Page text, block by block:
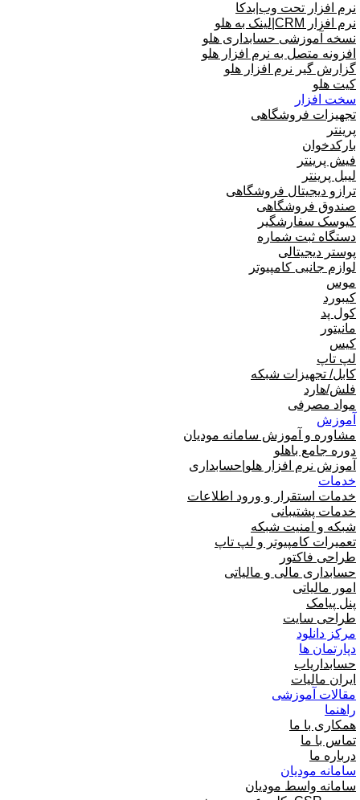
نرم افزار تحت وب|بدکا
نرم افزار CRM|لینک به هلو
نسخه آموزشی حسابداری هلو
افزونه متصل به نرم افزار هلو
گزارش گیر نرم افزار هلو
کیت هلو
سخت افزار
تجهیزات فروشگاهی
پرینتر
بارکدخوان
فیش پرینتر
لیبل پرینتر
ترازو دیجیتال فروشگاهی
صندوق فروشگاهی
کیوسک سفارشگیر
دستگاه ثبت شماره
پوستر دیجیتالی
لوازم جانبی کامپیوتر
موس
کیبورد
کول پد
مانیتور
کیس
لپ تاپ
کابل/ تجهیزات شبکه
فلش/هارد
مواد مصرفی
آموزش
مشاوره و آموزش سامانه مودیان
دوره جامع باهلو
آموزش نرم افزار هلو|حسابداری
خدمات
خدمات استقرار و ورود اطلاعات
خدمات پشتیبانی
شبکه و امنیت شبکه
تعمیرات کامپیوتر و لپ تاپ
طراحی فاکتور
حسابداری مالی و مالیاتی
امور مالیاتی
پنل پیامک
طراحی سایت
مرکز دانلود
دپارتمان ها
حسابداریاب
ایران مالیات
مقالات آموزشی
راهنما
همکاری با ما
تماس با ما
درباره ما
سامانه مودیان
سامانه واسط مودیان